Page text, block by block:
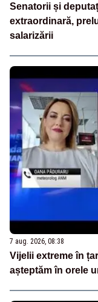
Senatorii și
extraordinară,
salarizării
7 aug. 2026, 08:38
Vijelii extreme în
așteptăm în orele